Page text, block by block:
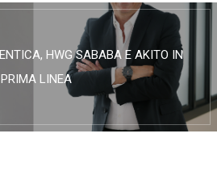
HWG SABABA E AKITO IN
PRIMA LINEA